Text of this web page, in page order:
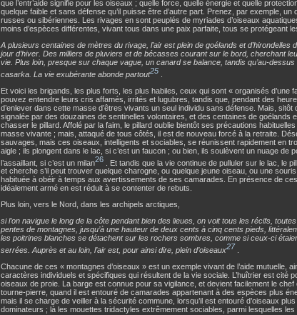
que l’entr’aide signifie pour les oiseaux ; quelle force, quelle énergie et quelle
quelque faible et sans défense qu’il puisse être d’autre part. Prenez, par exemple,
russes ou sibériennes. Les rivages en sont peuplés de myriades d’oiseaux
moins d’espèces différentes, vivant tous dans une paix parfaite, tous se protégeant
A plusieurs centaines de mètres du rivage, l’air est plein de goélands et d’hirondelles
jour d’hiver. Des milliers de pluviers et de bécasses courant sur le bord, cherchant
vie. Plus loin, presque sur chaque vague, un canard se balance, tandis qu’au-
casarka. La vie exubérante abonde partout25
Et voici les brigands, les plus forts, les plus habiles, ceux qui sont « organisés d’une
pouvez entendre leurs cris affamés, irrités et lugubres, tandis que, pendant des
d’enlever dans cette masse d’êtres vivants un seul individu sans défense. Mais, sitôt
signalée par des douzaines de sentinelles volontaires, et des centaines de goélands
chasser le pillard. Affolé par la faim, le pillard oublie bientôt ses précautions
masse vivante ; mais, attaqué de tous côtés, il est de nouveau forcé à la retraite.
sauvages, mais ces oiseaux, intelligents et sociables, se réunissent rapidement en
aigle ; ils plongent dans le lac, si c’est un faucon ; ou bien, ils soulèvent un nuage de
l’assaillant, si c’est un milan26 . Et tandis que la vie continue de pulluler sur le lac, le
et cherche s’il peut trouver quelque charogne, ou quelque jeune oiseau, ou une
habituée à obéir à temps aux avertissements de ses camarades. En présence de
idéalement armé en est réduit à se contenter de rebuts.
Plus loin, vers le Nord, dans les archipels arctiques,
si l’on navigue le long de la côte pendant bien des lieues, on voit tous les récifs,
pentes de montagnes, jusqu’à une hauteur de deux cents à cinq cents pieds,
les poitrines blanches se détachent sur les rochers sombres, comme si ceux-ci
serrées. Auprès et au loin, l’air est, pour ainsi dire, plein d’oiseaux27
Chacune de ces « montagnes d’oiseaux » est un exemple vivant de l’aide mutuelle,
caractères individuels et spécifiques qui résultent de la vie sociale. L’huîtrier est cité
oiseaux de proie. La barge est connue pour sa vigilance, et devient facilement le chef
tourne-pierre, quand il est entouré de camarades appartenant à des espèces plus
mais il se charge de veiller à la sécurité commune, lorsqu’il est entouré d’oiseaux
dominateurs ; là les mouettes tridactyles extrêmement sociables, parmi lesquelles